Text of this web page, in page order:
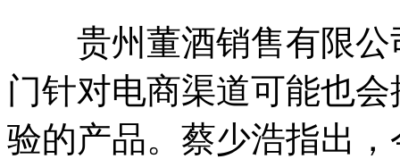
贵州董酒销售有限公
门针对电商渠道可能也
验的产品。蔡少浩指出